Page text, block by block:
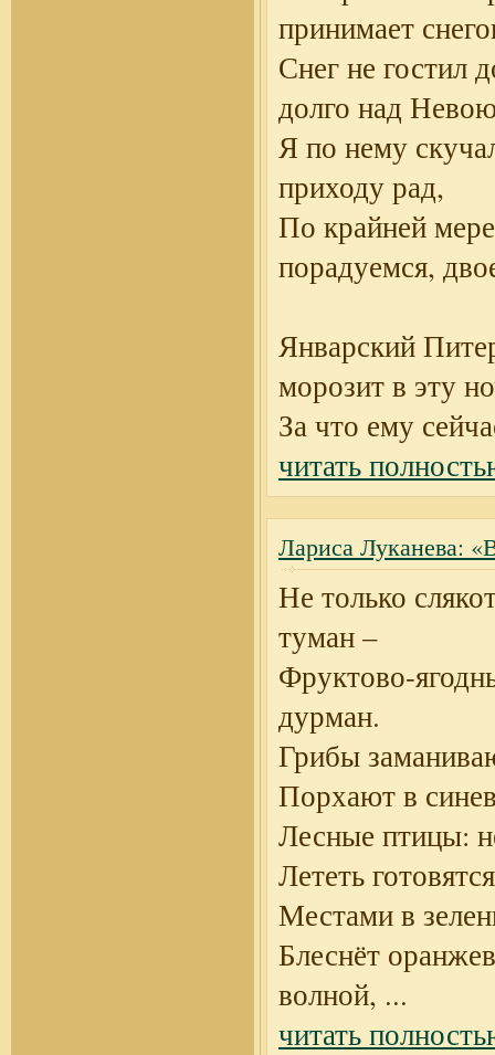
принимает
Снег не гостил
долго над
Я по нему
приходу рад,
По крайней
порадуемся,
Январский
морозит в эту
За что ему
читать
Лариса Луканева:
Не только
туман –
Фруктово-
дурман.
Грибы
Порхают в
Лесные птицы:
Лететь
Местами в
Блеснёт
волной, ...
читать